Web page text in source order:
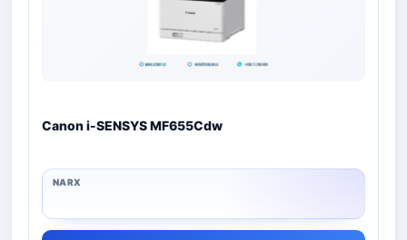
Canon i-SENSYS MF655Cdw